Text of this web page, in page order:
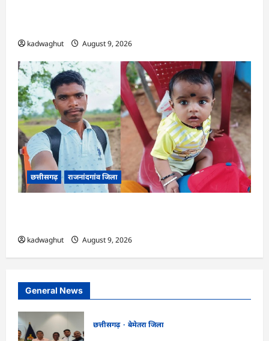
kadwaghut August 9, 2026
छत्तीसगढ़ राजनांदगांव जिला
kadwaghut August 9, 2026
General News
छत्तीसगढ़
बेमेतरा जिला